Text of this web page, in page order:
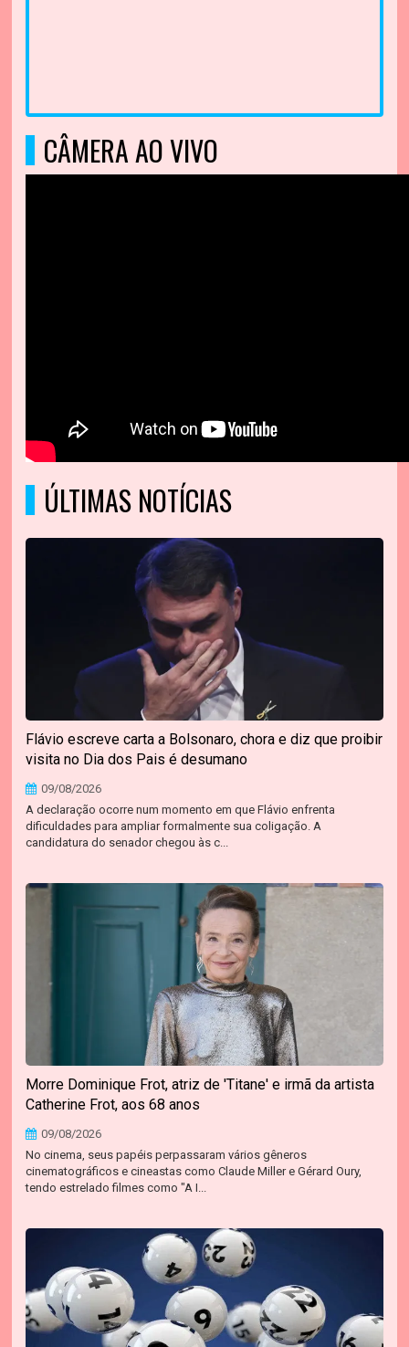
CÂMERA AO VIVO
ÚLTIMAS NOTÍCIAS
Flávio escreve carta a Bolsonaro, chora e diz que proibir
visita no Dia dos Pais é desumano
09/08/2026
A declaração ocorre num momento em que Flávio enfrenta
dificuldades para ampliar formalmente sua coligação. A
candidatura do senador chegou às c...
Morre Dominique Frot, atriz de 'Titane' e irmã da artista
Catherine Frot, aos 68 anos
09/08/2026
No cinema, seus papéis perpassaram vários gêneros
cinematográficos e cineastas como Claude Miller e Gérard Oury,
tendo estrelado filmes como "A I...